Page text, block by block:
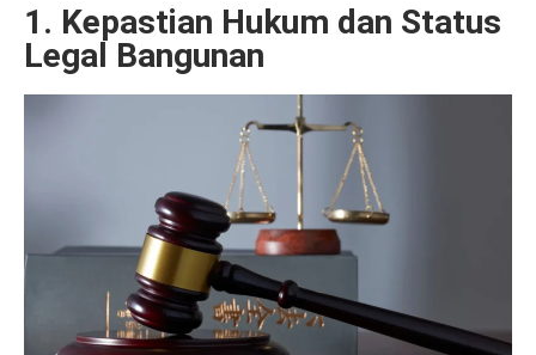
1. Kepastian Hukum dan Status
Legal Bangunan